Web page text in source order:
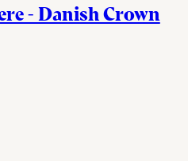
- Danish Crown